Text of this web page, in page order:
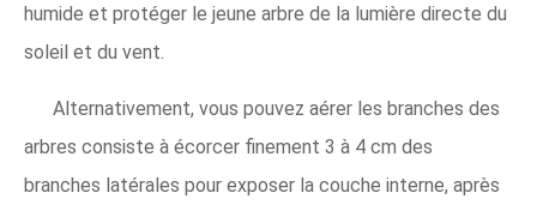
humide et protéger le jeune arbre de la lumière directe du
soleil et du vent.
Alternativement, vous pouvez aérer les branches des
arbres consiste à écorcer finement 3 à 4 cm des
branches latérales pour exposer la couche interne, après